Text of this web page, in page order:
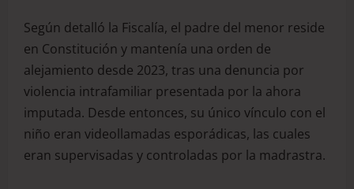
Según detalló la Fiscalía, el padre del menor reside
en Constitución y mantenía una orden de
alejamiento desde 2023, tras una denuncia por
violencia intrafamiliar presentada por la ahora
imputada. Desde entonces, su único vínculo con el
niño eran videollamadas esporádicas, las cuales
eran supervisadas y controladas por la madrastra.